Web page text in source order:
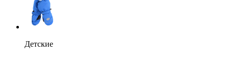
Детские